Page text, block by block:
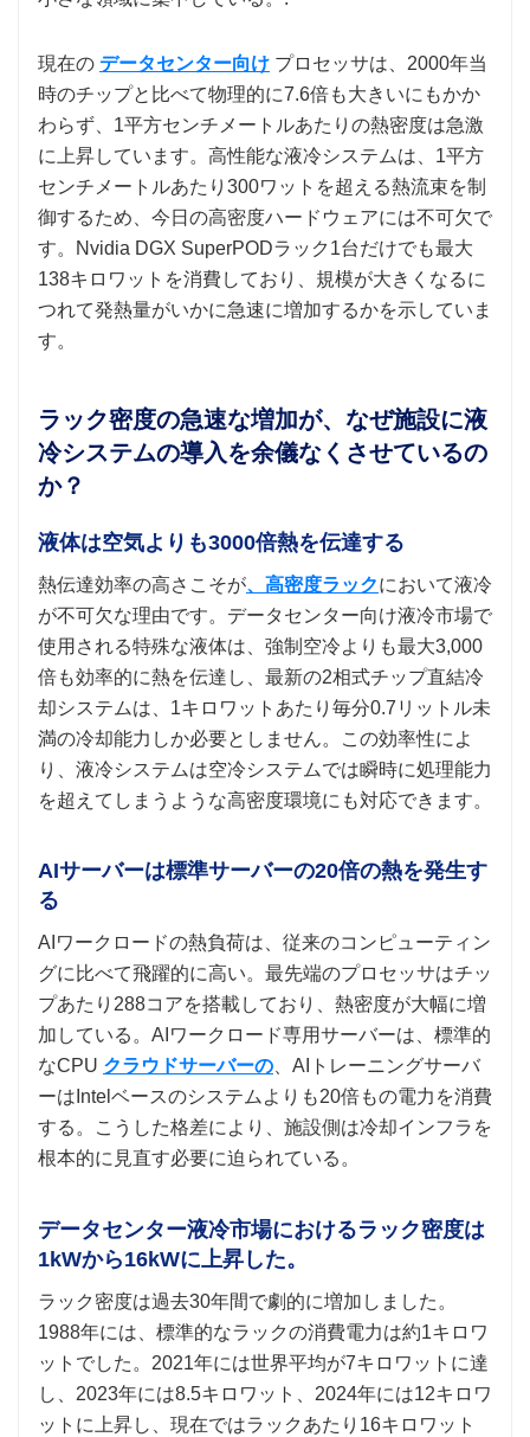
現在の データセンター向け プロセッサは、2000年当
時のチップと比べて物理的に7.6倍も大きいにもかか
わらず、1平方センチメートルあたりの熱密度は急激
に上昇しています。高性能な液冷システムは、1平方
センチメートルあたり300ワットを超える熱流束を制
御するため、今日の高密度ハードウェアには不可欠で
す。Nvidia DGX SuperPODラック1台だけでも最大
138キロワットを消費しており、規模が大きくなるに
つれて発熱量がいかに急速に増加するかを示していま
す。
ラック密度の急速な増加が、なぜ施設に液
冷システムの導入を余儀なくさせているの
か？
液体は空気よりも3000倍熱を伝達する
熱伝達効率の高さこそが、高密度ラックにおいて液冷
が不可欠な理由です。データセンター向け液冷市場で
使用される特殊な液体は、強制空冷よりも最大3,000
倍も効率的に熱を伝達し、最新の2相式チップ直結冷
却システムは、1キロワットあたり毎分0.7リットル未
満の冷却能力しか必要としません。この効率性によ
り、液冷システムは空冷システムでは瞬時に処理能力
を超えてしまうような高密度環境にも対応できます。
AIサーバーは標準サーバーの20倍の熱を発生す
る
AIワークロードの熱負荷は、従来のコンピューティン
グに比べて飛躍的に高い。最先端のプロセッサはチッ
プあたり288コアを搭載しており、熱密度が大幅に増
加している。AIワークロード専用サーバーは、標準的
なCPU クラウドサーバーの 、AIトレーニングサーバ
ーはIntelベースのシステムよりも20倍もの電力を消費
する。こうした格差により、施設側は冷却インフラを
根本的に見直す必要に迫られている。
データセンター液冷市場におけるラック密度は
1kWから16kWに上昇した。
ラック密度は過去30年間で劇的に増加しました。
1988年には、標準的なラックの消費電力は約1キロワ
ットでした。2021年には世界平均が7キロワットに達
し、2023年には8.5キロワット、2024年には12キロワ
ットに上昇し、現在ではラックあたり16キロワット